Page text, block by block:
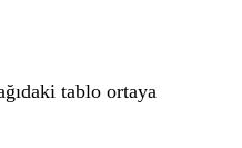
tablo ortaya